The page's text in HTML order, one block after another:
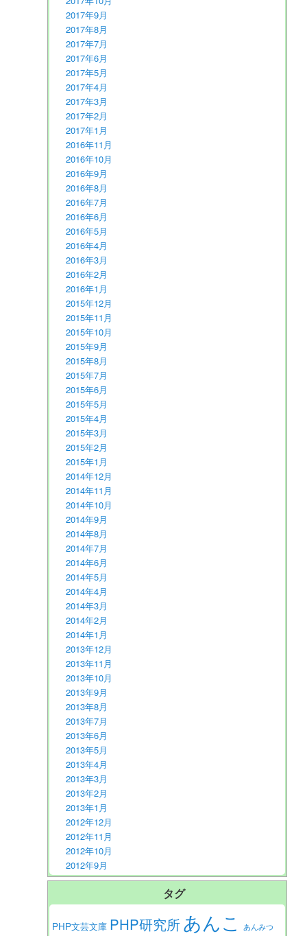
2017年9月
2017年8月
2017年7月
2017年6月
2017年5月
2017年4月
2017年3月
2017年2月
2017年1月
2016年11月
2016年10月
2016年9月
2016年8月
2016年7月
2016年6月
2016年5月
2016年4月
2016年3月
2016年2月
2016年1月
2015年12月
2015年11月
2015年10月
2015年9月
2015年8月
2015年7月
2015年6月
2015年5月
2015年4月
2015年3月
2015年2月
2015年1月
2014年12月
2014年11月
2014年10月
2014年9月
2014年8月
2014年7月
2014年6月
2014年5月
2014年4月
2014年3月
2014年2月
2014年1月
2013年12月
2013年11月
2013年10月
2013年9月
2013年8月
2013年7月
2013年6月
2013年5月
2013年4月
2013年3月
2013年2月
2013年1月
2012年12月
2012年11月
2012年10月
2012年9月
タグ
PHP文芸文庫 PHP研究所あんこ あんみつ